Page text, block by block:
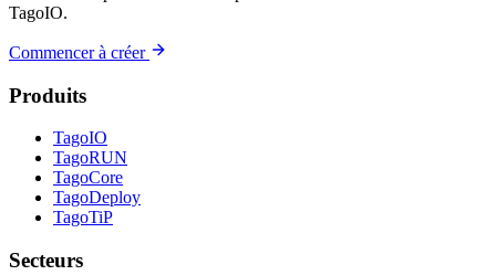
TagoIO.
Commencer à créer
Produits
TagoIO
TagoRUN
TagoCore
TagoDeploy
TagoTiP
Secteurs